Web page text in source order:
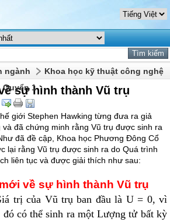
ngành
Khoa học kỹ thuật công nghệ
Quyển 1
sự hình thành Vũ trụ
giới Stephen Hawking từng đưa ra giả
và đã chứng minh rằng Vũ trụ được sinh ra
đã đề cập, Khoa học Phương Đông Cổ
lại rằng Vũ trụ được sinh ra do Quá trình
liên tục và được giải thích như sau:
về sự hình thành Vũ trụ
trị của Vũ trụ ban đầu là U = 0, vì
có thể sinh ra một Lượng tử bất kỳ